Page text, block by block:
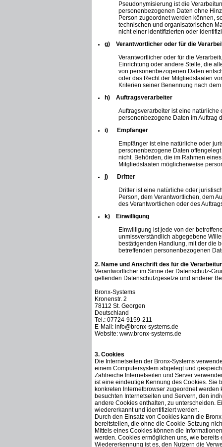
Pseudonymisierung ist die
personenbezogenen Daten ohne
Person zugeordnet werden können,
technischen und organisatorischen
nicht einer identifizierten oder
g) Verantwortlicher oder für die
Verantwortlicher oder für die
Einrichtung oder andere Stelle, die
von personenbezogenen Daten
oder das Recht der Mitgliedstaaten
Kriterien seiner Benennung nach
h) Auftragsverarbeiter
Auftragsverarbeiter ist eine
personenbezogene Daten im Auftrag
i) Empfänger
Empfänger ist eine natürliche oder
personenbezogene Daten
nicht. Behörden, die im Rahmen
Mitgliedstaaten möglicherweise
j) Dritter
Dritter ist eine natürliche oder
Person, dem Verantwortlichen, dem
des Verantwortlichen oder des
k) Einwilligung
Einwilligung ist jede von der
unmissverständlich abgegebene
bestätigenden Handlung, mit der die
betreffenden personenbezogenen
2. Name und Anschrift des für die
Verantwortlicher im Sinne der Datenschutz-
geltenden Datenschutzgesetze und anderer
Bronx-Systems
Kronenstr. 2
78112 St. Georgen
Deutschland
Tel.: 07724-9159-211
E-Mail: info@bronx-systems.de
Website: www.bronx-systems.de
3. Cookies
Die Internetseiten der Bronx-Systems
einem Computersystem abgelegt und
Zahlreiche Internetseiten und Server
ist eine eindeutige Kennung des Cookies. Sie
konkreten Internetbrowser zugeordnet
besuchten Internetseiten und Servern, den
andere Cookies enthalten, zu unterscheiden.
wiedererkannt und identifiziert werden.
Durch den Einsatz von Cookies kann die
bereitstellen, die ohne die Cookie-Setzung
Mittels eines Cookies können die
werden. Cookies ermöglichen uns, wie
Wiedererkennung ist es, den Nutzern die